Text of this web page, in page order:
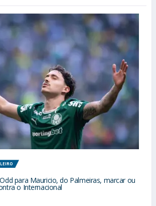
para Mauricio, do Palmeiras, marcar ou
o Internacional